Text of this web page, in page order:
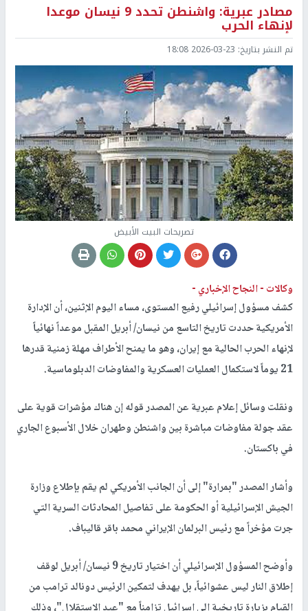
مصادر عبرية: واشنطن تحدد 9 نيسان موعدا
لإنهاء الحرب
تم النشر بتاريخ: 2026-03-23 18:08
تصريحات البيت الأبيض
وكالات -النجاح الإخباري -
كشف مسؤول إسرائيلي رفيع المستوى، مساء اليوم الإثنين، أن الإدارة
الأمريكية حددت تاريخ التاسع من نيسان/ أبريل المقبل موعداً نهائياً
لإنهاء الحرب الحالية مع إيران، وهو ما يمنح الأطراف مهلة زمنية قدرها
21 يوماً لاستكمال العمليات العسكرية والمفاوضات الدبلوماسية.
ونقلت وسائل إعلام عبرية عن المصدر قوله إن هناك مؤشرات قوية على
عقد جولة مفاوضات مباشرة بين واشنطن وطهران خلال الأسبوع الجاري
في باكستان.
وأشار المصدر "بمرارة" إلى أن الجانب الأمريكي لم يقم بإطلاع وزارة
الجيش الإسرائيلية أو الحكومة على تفاصيل المحادثات السرية التي
جرت مؤخراً مع رئيس البرلمان الإيراني محمد باقر قاليباف.
وأوضح المسؤول الإسرائيلي أن اختيار تاريخ 9 نيسان/ أبريل لوقف
إطلاق النار ليس عشوائياً، بل يهدف لتمكين الرئيس دونالد ترامب من